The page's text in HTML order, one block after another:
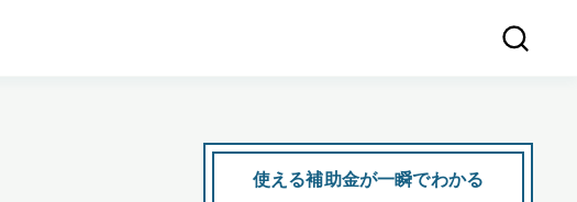
使える補助金が一瞬でわかる